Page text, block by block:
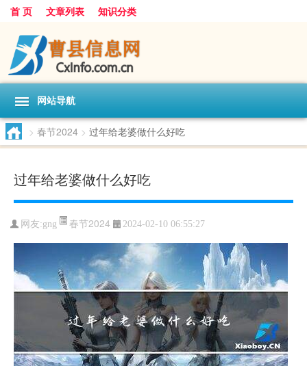
首 页 文章列表 知识分类
网站导航
> 春节2024 > 过年给老婆做什么好吃
过年给老婆做什么好吃
网友:gng 春节2024 2024-02-10 06:55:27